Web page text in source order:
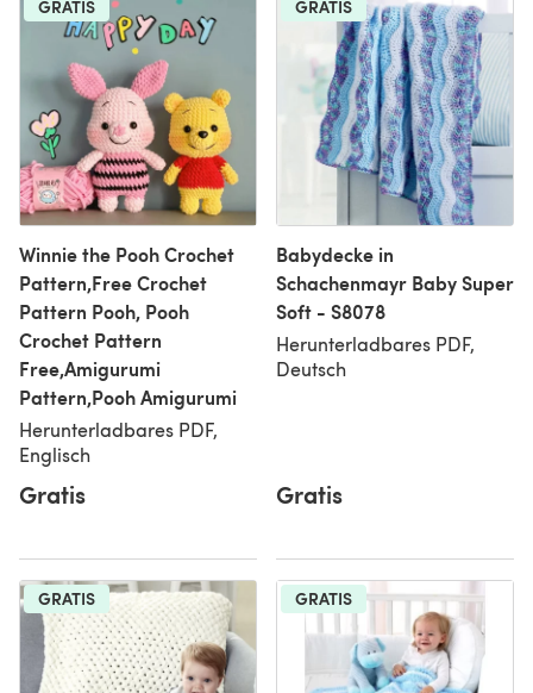
GRATIS
Winnie the Pooh Crochet
Pattern,Free Crochet
Pattern Pooh, Pooh
Crochet Pattern
Free,Amigurumi
Pattern,Pooh Amigurumi
Herunterladbares PDF,
Englisch
Gratis
GRATIS
Babydecke in
Schachenmayr Baby Super
Soft - S8078
Herunterladbares PDF,
Deutsch
Gratis
GRATIS GRATIS